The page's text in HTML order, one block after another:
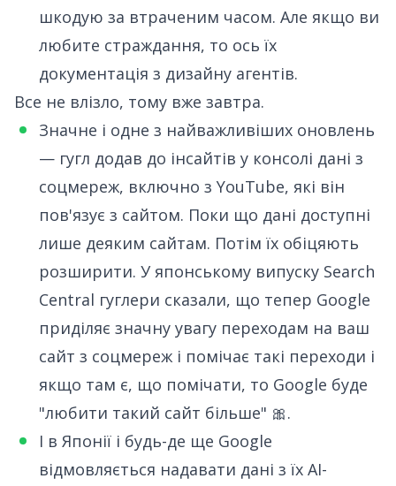
шкодую за втраченим часом. Але якщо ви
любите страждання, то ось їх
документація з дизайну агентів.
Все не влізло, тому вже завтра.
Значне і одне з найважливіших оновлень
— гугл додав до інсайтів у консолі дані з
соцмереж, включно з YouTube, які він
пов'язує з сайтом. Поки що дані доступні
лише деяким сайтам. Потім їх обіцяють
розширити. У японському випуску Search
Central гуглери сказали, що тепер Google
приділяє значну увагу переходам на ваш
сайт з соцмереж і помічає такі переходи і
якщо там є, що помічати, то Google буде
"любити такий сайт більше" 🎀.
І в Японії і будь-де ще Google
відмовляється надавати дані з їх AI-